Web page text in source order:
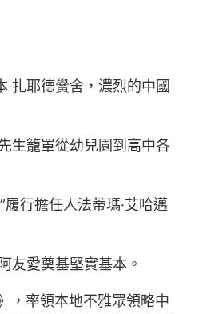
扎耶德黌舍，濃烈的中國
生籠罩從幼兒園到高中各
行擔任人法蒂瑪·艾哈邁
友愛奠基堅實基本。
，率領本地不雅眾領略中